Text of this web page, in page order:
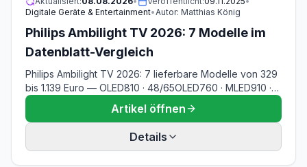
Digitale Geräte & Entertainment•Autor: Matthias König
Philips Ambilight TV 2026: 7 Modelle im
Datenblatt-Vergleich
Philips Ambilight TV 2026: 7 lieferbare Modelle von 329
bis 1.139 Euro — OLED810 · 48/65OLED760 · MLED910 ·
55/65PUS8600 und PUS8500. Ambilight-Version, Panel,
Hz, Titan OS gegen Google TV und EU-Energielabel je
Gerät aus dem Philips-Datenblatt. Stand 08.08.2026.
Artikel öffnen
Details